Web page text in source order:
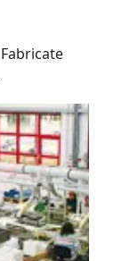
Fabricate